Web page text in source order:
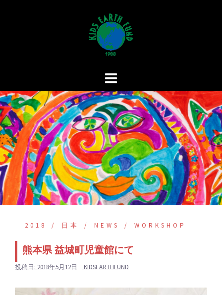
キ
ッ
プ
2018 日本 NEWS WORKSHOP
熊本県 益城町児童館にて
投稿日: 2018年5月12日 KIDSEARTHFUND